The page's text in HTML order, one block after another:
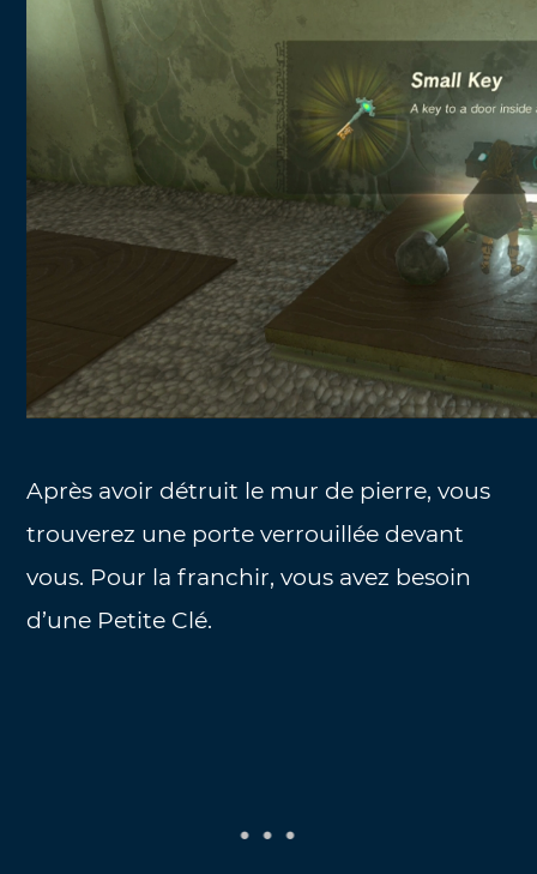
Après avoir détruit le mur de pierre, vous
trouverez une porte verrouillée devant
vous. Pour la franchir, vous avez besoin
d’une Petite Clé.